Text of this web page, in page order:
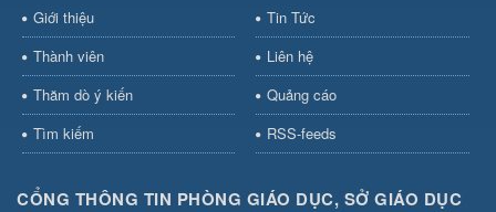
Giới thiệu
Tin Tức
Thành viên
Liên hệ
Thăm dò ý kiến
Quảng cáo
Tìm kiếm
RSS-feeds
CỔNG THÔNG TIN PHÒNG GIÁO DỤC, SỞ GIÁO DỤC